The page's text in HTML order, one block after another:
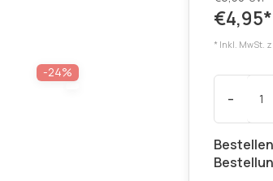
-24%
€4,95*
* Inkl. MwSt.
-